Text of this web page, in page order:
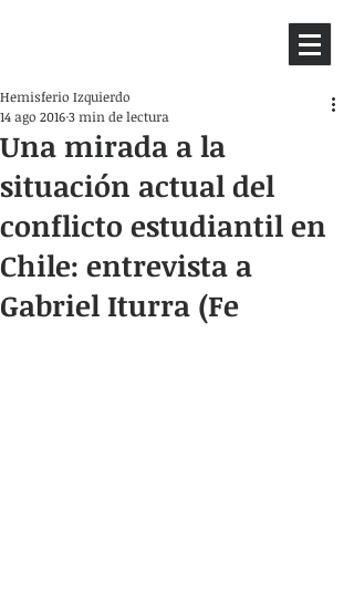
Una mirada a la
situación actual del
conflicto estudiantil en
Chile: entrevista a
Gabriel Iturra (Fe
Hemisferio Izquierdo
14 ago 20163 min de lectura